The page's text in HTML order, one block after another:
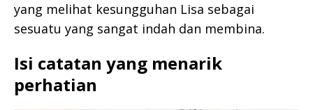
yang melihat kesungguhan Lisa sebagai
sesuatu yang sangat indah dan membina.
Isi catatan yang menarik
perhatian